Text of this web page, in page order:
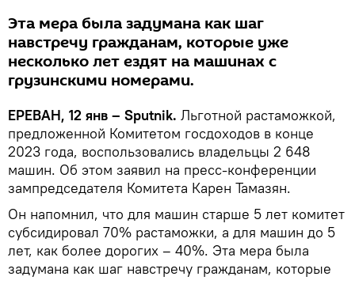
Эта мера была задумана как шаг
навстречу гражданам, которые уже
несколько лет ездят на машинах с
грузинскими номерами.
ЕРЕВАН, 12 янв – Sputnik. Льготной растаможкой,
предложенной Комитетом госдоходов в конце
2023 года, воспользовались владельцы 2 648
машин. Об этом заявил на пресс-конференции
зампредседателя Комитета Карен Тамазян.
Он напомнил, что для машин старше 5 лет комитет
субсидировал 70% растаможки, а для машин до 5
лет, как более дорогих – 40%. Эта мера была
задумана как шаг навстречу гражданам, которые